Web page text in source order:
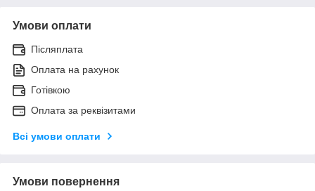
Умови оплати
Післяплата
Оплата на рахунок
Готівкою
Оплата за реквізитами
Всі умови оплати
Умови повернення